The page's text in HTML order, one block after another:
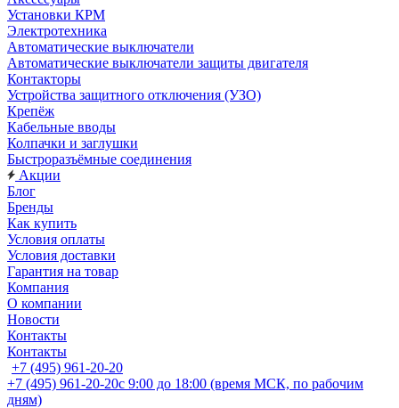
Установки КРМ
Электротехника
Автоматические выключатели
Автоматические выключатели защиты двигателя
Контакторы
Устройства защитного отключения (УЗО)
Крепёж
Кабельные вводы
Колпачки и заглушки
Быстроразъёмные соединения
Акции
Блог
Бренды
Как купить
Условия оплаты
Условия доставки
Гарантия на товар
Компания
О компании
Новости
Контакты
Контакты
+7 (495) 961-20-20
+7 (495) 961-20-20с 9:00 до 18:00 (время МСК, по рабочим
дням)